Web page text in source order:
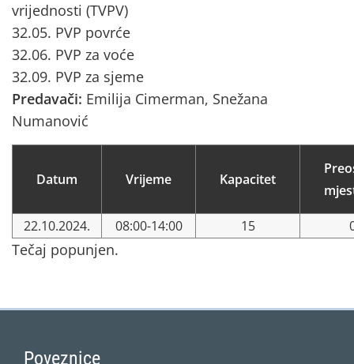
vrijednosti (TVPV)
32.05. PVP povrće
32.06. PVP za voće
32.09. PVP za sjeme
Predavači: Emilija Cimerman, Snežana
Numanović
Datum Vrijeme Kapacitet
22.10.2024. 08:00-14:00 15
Tečaj popunjen.
Poveznice